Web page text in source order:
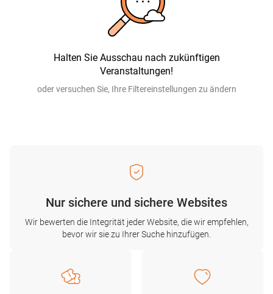
Halten Sie Ausschau nach zukünftigen
Veranstaltungen!
oder versuchen Sie, Ihre Filtereinstellungen zu ändern
Nur sichere und sichere Websites
Wir bewerten die Integrität jeder Website, die wir empfehlen,
bevor wir sie zu Ihrer Suche hinzufügen.